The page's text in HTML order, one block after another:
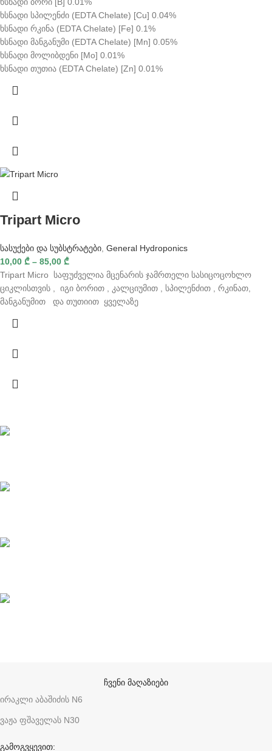
ხსნადი ბორი [B] 0.01%
ხსნადი სპილენძი (EDTA Chelate) [Cu] 0.04%
ხსნადი რკინა (EDTA Chelate) [Fe] 0.1%
ხსნადი მანგანუმი (EDTA Chelate) [Mn] 0.05%
ხსნადი მოლიბდენი [Mo] 0.01%
ხსნადი თუთია (EDTA Chelate) [Zn] 0.01%
Tripart Micro
სასუქები და სუბსტრატები General Hydroponics
10,00 ₾ – 85,00 ₾
Tripart Micro საფუძველია მცენარის ჯამრთელი სასიცოცოხლო
ციკლისთვის , იგი ბორით , კალციუმით , სპილენძით , რკინათ,
მანგანუმით და თუთიით ყველაზე
ჩვენი მაღაზიები
ირაკლი აბაშიძის N6
ვაჟა ფშაველას N30
გამოგვყევით: